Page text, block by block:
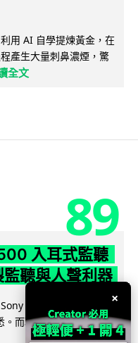
用 AI 自學提煉黃金，在
產生大量刺鼻濃煙，驚
全文
89
入耳式監聽
聽與人聲利器
經典 MDR-7506 到
而現在舞台製作者與創
×